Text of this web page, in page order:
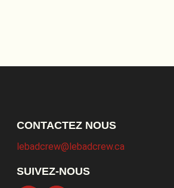
CONTACTEZ NOUS
lebadcrew@lebadcrew.ca
SUIVEZ-NOUS